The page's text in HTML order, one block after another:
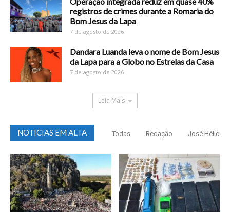
registros de crimes durante a Romaria do
Bom Jesus da Lapa
7 de agosto de 2026
Dandara Luanda leva o nome de Bom Jesus
da Lapa para a Globo no Estrelas da Casa
7 de agosto de 2026
Leia Mais
NOTICIAS EM ALTA Todas Redação José Hélio